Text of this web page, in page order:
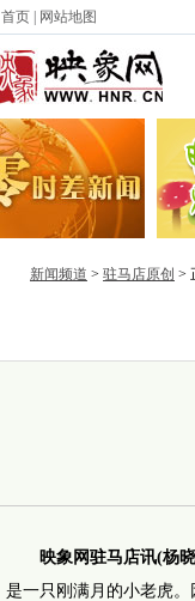
首页 网站地图
新闻频道 > 驻马店原创 >
映象网驻马店讯(杨
是一只刚满月的小老虎